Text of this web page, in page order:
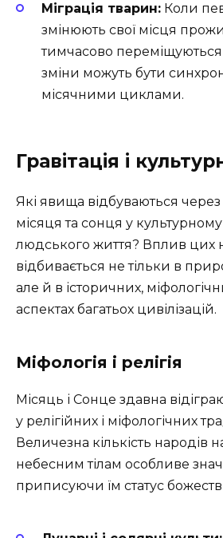
Міграція тварин: Коли
змінюють свої місця
тимчасово переміщуються
зміни можуть бути
місячними циклами.
Гравітація і
Які явища відбуваються через
місяця та сонця у культурному
людського життя? Вплив цих
відбивається не тільки в
але й в історичних,
аспектах багатьох цивілізацій.
Міфологія і релігія
Місяць і Сонце здавна
у релігійних і міфологічних
Величезна кількість народів
небесним тілам особливе
приписуючи їм статус